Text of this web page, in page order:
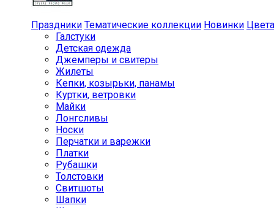
Праздники Тематические коллекции Новинки Цвета
Галстуки
Детская одежда
Джемперы и свитеры
Жилеты
Кепки, козырьки, панамы
Куртки, ветровки
Майки
Лонгсливы
Носки
Перчатки и варежки
Платки
Рубашки
Толстовки
Свитшоты
Шапки